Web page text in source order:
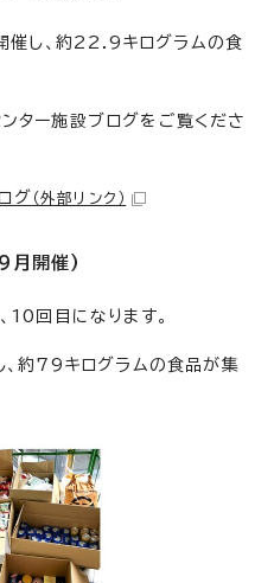
し、約22.9キログラムの食
ター施設ブログをご覧くださ
グ （外部リンク）
月開催)
回目になります。
約79キログラムの食品が集